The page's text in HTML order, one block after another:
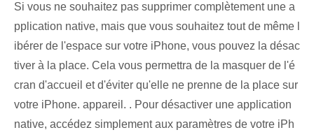
Si vous ne souhaitez pas supprimer complètement une a
pplication native, mais que vous souhaitez tout de même l
ibérer de l'espace sur votre iPhone, vous pouvez la désac
tiver à la place. Cela vous permettra de la masquer de l'é
cran d'accueil et d'éviter qu'elle ne prenne de la place sur
votre iPhone. appareil. . Pour désactiver une application
native, accédez simplement aux paramètres de votre iPh